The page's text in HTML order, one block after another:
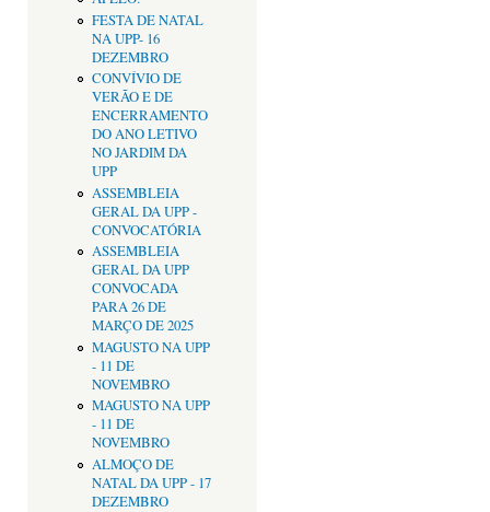
FESTA DE NATAL
NA UPP- 16
DEZEMBRO
CONVÍVIO DE
VERÃO E DE
ENCERRAMENTO
DO ANO LETIVO
NO JARDIM DA
UPP
ASSEMBLEIA
GERAL DA UPP -
CONVOCATÓRIA
ASSEMBLEIA
GERAL DA UPP
CONVOCADA
PARA 26 DE
MARÇO DE 2025
MAGUSTO NA UPP
- 11 DE
NOVEMBRO
MAGUSTO NA UPP
- 11 DE
NOVEMBRO
ALMOÇO DE
NATAL DA UPP - 17
DEZEMBRO